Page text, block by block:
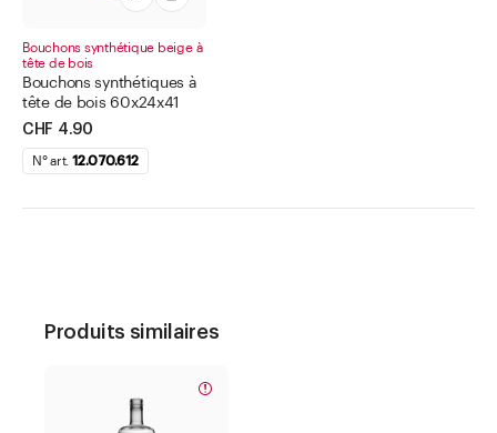
Bouchons synthétique beige à
tête de bois
Bouchons synthétiques à
tête de bois 60x24x41
CHF 4.90
N° art. 12.070.612
Produits similaires